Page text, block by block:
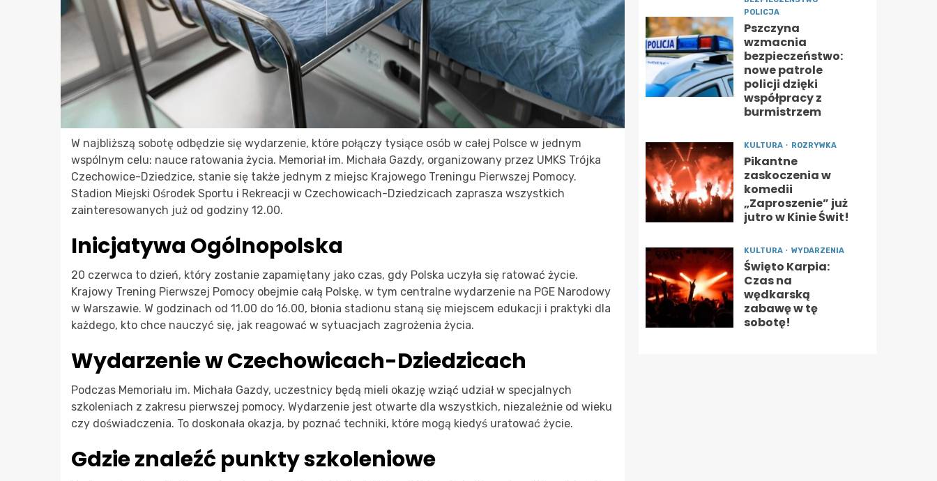
W najbliższą sobotę odbędzie się wydarzenie, które połączy tysiące osób w całej Polsce w jednym
wspólnym celu: nauce ratowania życia. Memoriał im. Michała Gazdy, organizowany przez UMKS Trójka
Czechowice-Dziedzice, stanie się także jednym z miejsc Krajowego Treningu Pierwszej Pomocy.
Stadion Miejski Ośrodek Sportu i Rekreacji w Czechowicach-Dziedzicach zaprasza wszystkich
zainteresowanych już od godziny 12.00.
Inicjatywa Ogólnopolska
20 czerwca to dzień, który zostanie zapamiętany jako czas, gdy Polska uczyła się ratować życie.
Krajowy Trening Pierwszej Pomocy obejmie całą Polskę, w tym centralne wydarzenie na PGE Narodowy
w Warszawie. W godzinach od 11.00 do 16.00, błonia stadionu staną się miejscem edukacji i praktyki dla
każdego, kto chce nauczyć się, jak reagować w sytuacjach zagrożenia życia.
Wydarzenie w Czechowicach-Dziedzicach
Podczas Memoriału im. Michała Gazdy, uczestnicy będą mieli okazję wziąć udział w specjalnych
szkoleniach z zakresu pierwszej pomocy. Wydarzenie jest otwarte dla wszystkich, niezależnie od wieku
czy doświadczenia. To doskonała okazja, by poznać techniki, które mogą kiedyś uratować życie.
Gdzie znaleźć punkty szkoleniowe
POLICJA
Pszczyna
wzmacnia
bezpieczeństwo:
nowe patrole
policji dzięki
współpracy z
burmistrzem
KULTURA ROZRYWKA
Pikantne
zaskoczenia w
komedii
„Zaproszenie” już
jutro w Kinie Świt!
KULTURA WYDARZENIA
Święto Karpia:
Czas na
wędkarską
zabawę w tę
sobotę!